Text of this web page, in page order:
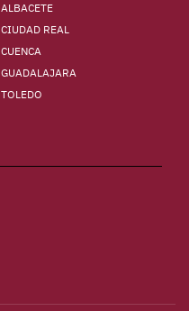
ALBACETE
CIUDAD REAL
CUENCA
GUADALAJARA
TOLEDO